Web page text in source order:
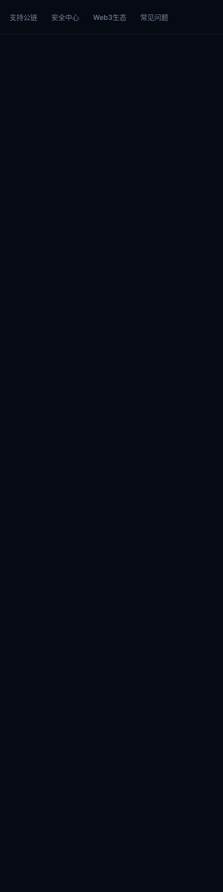
支持公链 安全中心 Web3生态 常见问题